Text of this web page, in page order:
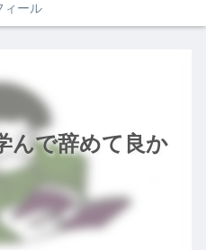
ィール
んで辞めて良か